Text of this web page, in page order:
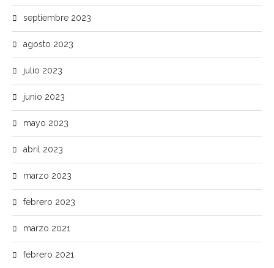
septiembre 2023
agosto 2023
julio 2023
junio 2023
mayo 2023
abril 2023
marzo 2023
febrero 2023
marzo 2021
febrero 2021